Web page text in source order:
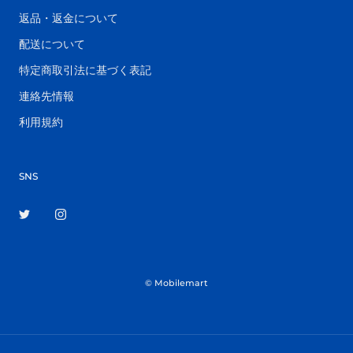
返品・返金について
配送について
特定商取引法に基づく表記
連絡先情報
利用規約
SNS
© Mobilemart